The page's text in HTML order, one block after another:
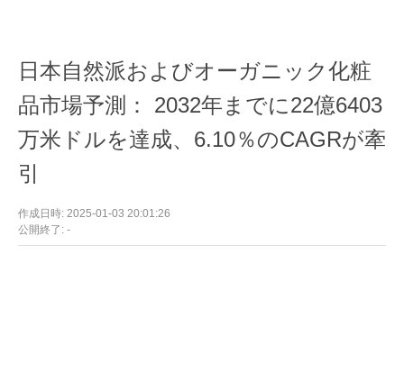
日本自然派およびオーガニック化粧
品市場予測： 2032年までに22億6403
万米ドルを達成、6.10％のCAGRが牽
引
作成日時: 2025-01-03 20:01:26
公開終了: -